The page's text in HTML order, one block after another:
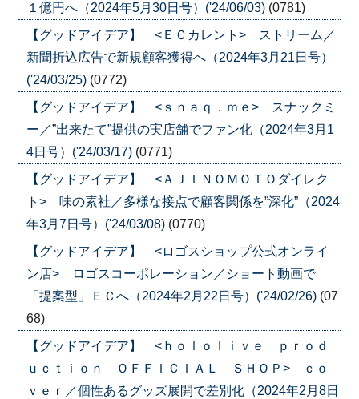
１億円へ（2024年5月30日号）('24/06/03) (0781)
【グッドアイデア】 <ＥＣカレント> ストリーム／
新聞折込広告で新規顧客獲得へ（2024年3月21日号）
('24/03/25) (0772)
【グッドアイデア】 <ｓｎａｑ．ｍｅ> スナックミ
ー／”出来たて”提供の実店舗でファン化（2024年3月1
4日号）('24/03/17) (0771)
【グッドアイデア】 <ＡＪＩＮＯＭＯＴＯダイレク
ト> 味の素社／多様な接点で顧客関係を”深化”（2024
年3月7日号）('24/03/08) (0770)
【グッドアイデア】 <ロゴスショップ公式オンライ
ン店> ロゴスコーポレーション／ショート動画で
「提案型」ＥＣへ（2024年2月22日号）('24/02/26) (07
68)
【グッドアイデア】 <ｈｏｌｏｌｉｖｅ ｐｒｏｄ
ｕｃｔｉｏｎ ＯＦＦＩＣＩＡＬ ＳＨＯＰ> ｃｏ
ｖｅｒ／個性あるグッズ展開で差別化（2024年2月8日